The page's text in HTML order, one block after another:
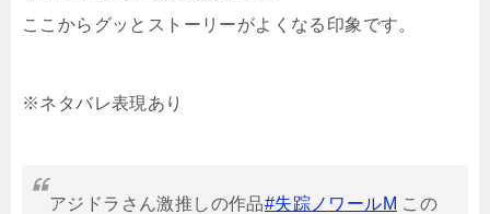
ここからグッとストーリーがよくなる印象です。
※ネタバレ表現あり
アジドラさん激推しの作品#失踪ノワールM この